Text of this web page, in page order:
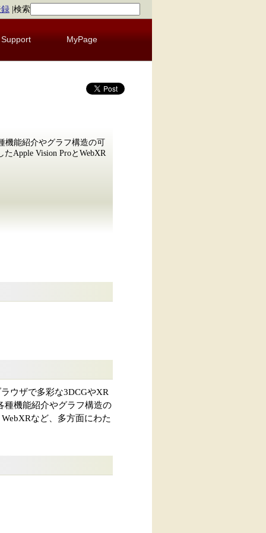
検索
Support MyPage
機能紹介やグラフ構造の可
Apple Vision ProとWebXR
ウザで多彩な3DCGやXR
種機能紹介やグラフ構造の
など、多方面にわた